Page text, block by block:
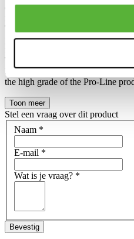
created, so we can make 2
range.
The Pro-Line is in general a
price range, compared to the
finish and durability of the product.
This does not mean that the
but are in general an affordable
the high grade of the Pro-Line
Toon meer
Stel een vraag over dit product
Naam *
E-mail *
Wat is je vraag? *
Bevestig